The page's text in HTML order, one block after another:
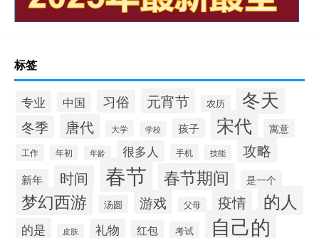
标签
专业 中国 习俗 元宵节 农历 冬天
冬季 唐代 大学 学校 孩子 宋代 寓意
工作 年初 年龄 很多人 手机 技能 攻略
新年 时间 春节 春节期间 是一个
梦幻西游 汤圆 游戏 父母 疫情 的人
的是 皮肤 礼物 红包 考试 自己的